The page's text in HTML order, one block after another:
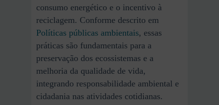
consumo energético e o incentivo à
reciclagem. Conforme descrito em
Políticas públicas ambientais, essas
práticas são fundamentais para a
preservação dos ecossistemas e a
melhoria da qualidade de vida,
integrando responsabilidade ambiental e
cidadania nas atividades cotidianas.